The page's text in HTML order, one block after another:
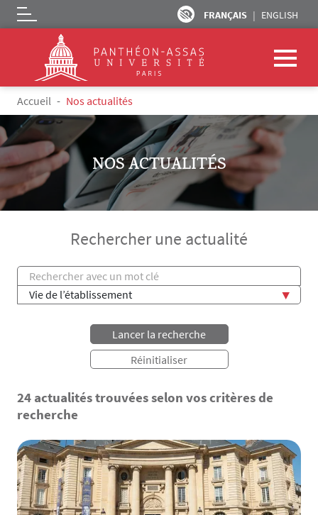
Aller au contenu principal
FRANÇAIS ENGLISH
Logo
Fil d'Ariane
Accueil Nos actualités
NOS ACTUALITÉS
Rechercher une actualité
Titre
Thème
24 actualités trouvées selon vos critères de
recherche